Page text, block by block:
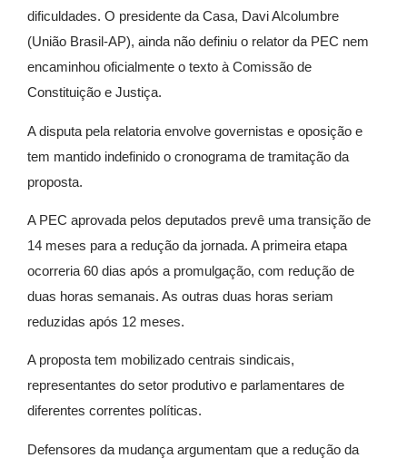
dificuldades. O presidente da Casa, Davi Alcolumbre
(União Brasil-AP), ainda não definiu o relator da PEC nem
encaminhou oficialmente o texto à Comissão de
Constituição e Justiça.
A disputa pela relatoria envolve governistas e oposição e
tem mantido indefinido o cronograma de tramitação da
proposta.
A PEC aprovada pelos deputados prevê uma transição de
14 meses para a redução da jornada. A primeira etapa
ocorreria 60 dias após a promulgação, com redução de
duas horas semanais. As outras duas horas seriam
reduzidas após 12 meses.
A proposta tem mobilizado centrais sindicais,
representantes do setor produtivo e parlamentares de
diferentes correntes políticas.
Defensores da mudança argumentam que a redução da